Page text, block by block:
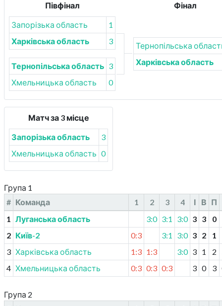
Півфінал
Фінал
Запорізька область
1
Харківська область
3
Тернопільська область 3
Хмельницька область
0
Тернопільська
Харківська область
Матч за 3 місце
Запорізька область
3
Хмельницька область 0
Група 1
# Команда 1 2 3 4 І В П
1 Луганська область 3:0 3:1 3:0 3 3 0
2 Київ-2 0:3 3:1 3:0 3 2 1
3 Харківська область 1:3 1:3 3:0 3 1 2
4 Хмельницька область 0:3 0:3 0:3 3 0 3
Група 2